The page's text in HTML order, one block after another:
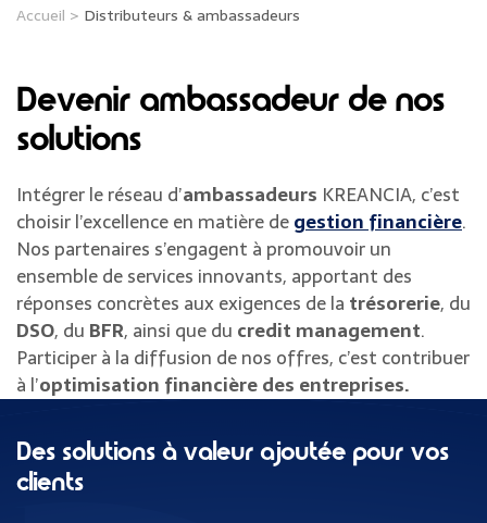
Accueil > Distributeurs & ambassadeurs
Devenir ambassadeur de nos
solutions
Intégrer le réseau d’ambassadeurs KREANCIA, c’est
choisir l’excellence en matière degestion financière.
Nos partenaires s’engagent à promouvoir un
ensemble de services innovants, apportant des
réponses concrètes aux exigences de la trésorerie, du
DSO, du BFR, ainsi que du credit management.
Participer à la diffusion de nos offres, c’est contribuer
à l’optimisation financière des entreprises.
Des solutions à valeur ajoutée pour vos
clients